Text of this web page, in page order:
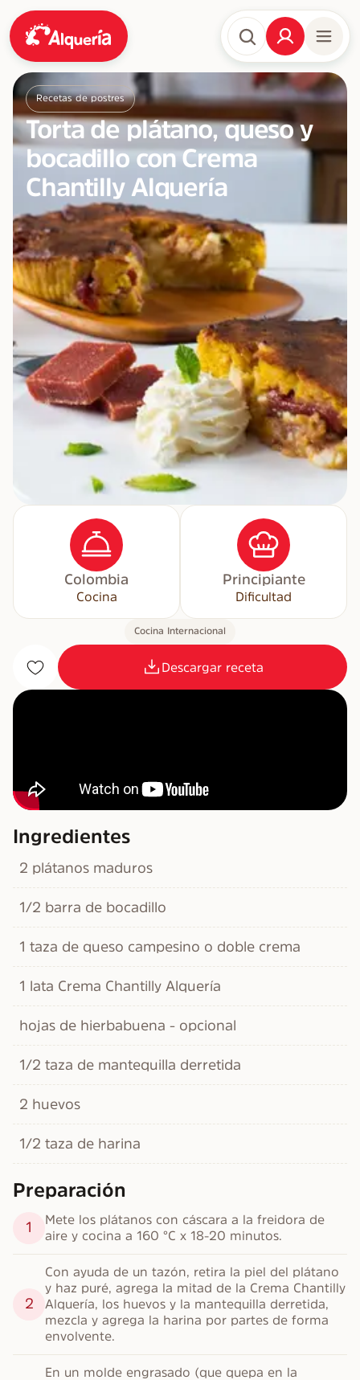
Recetas de postres
Torta de plátano, queso y
bocadillo con Crema
Chantilly Alquería
Cocina
Colombia
Dificultad
Principiante
Cocina Internacional
Descargar receta
Ingredientes
2 plátanos maduros
1/2 barra de bocadillo
1 taza de queso campesino o doble crema
1 lata Crema Chantilly Alquería
hojas de hierbabuena - opcional
1/2 taza de mantequilla derretida
2 huevos
1/2 taza de harina
Preparación
1
Mete los plátanos con cáscara a la freidora de
aire y cocina a 160 °C x 18-20 minutos.
2
Con ayuda de un tazón, retira la piel del plátano
y haz puré, agrega la mitad de la Crema Chantilly
Alquería, los huevos y la mantequilla derretida,
mezcla y agrega la harina por partes de forma
envolvente.
En un molde engrasado (que quepa en la